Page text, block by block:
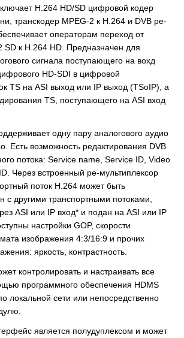
H.264 HD/SD цифровой кодер
транскодер MPEG-2 к H.264 и DVB ре-
операторам переход от
SD к H.264 HD. Предназначен для
сигнала поступающего на вохд
HD-SDI в цифровой
TS на ASI выход или IP выход (TSoIP), а
TS, поступающего на ASI вход
одну пару аналогового аудио
Есть возможность редактирования DVB
потока: Service name, Service ID, Video
Через встроенный ре-мультиплексор
поток H.264 может быть
с другими транспортными потоками,
ASI или IP вход* и подан на ASI или IP
настройки GOP, скорости
изображения 4:3/16:9 и прочих
яркость, контрастность.
контролировать и настраивать все
программного обеспечения HDMS
локальной сети или непосредственно
является полудуплексом и может